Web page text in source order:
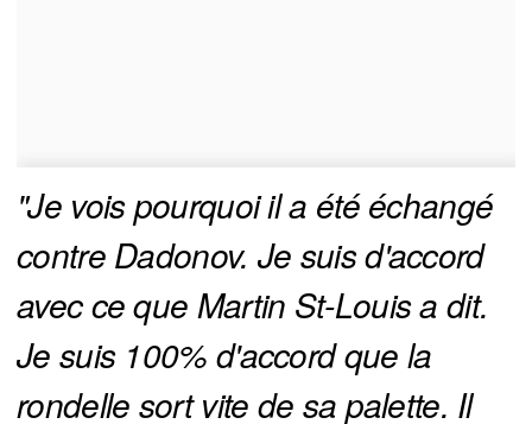
"Je vois pourquoi il a été échangé
contre Dadonov. Je suis d'accord
avec ce que Martin St-Louis a dit.
Je suis 100% d'accord que la
rondelle sort vite de sa palette. Il